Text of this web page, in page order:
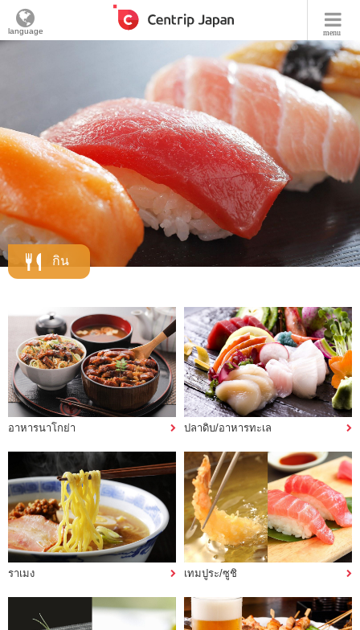
menu
language
กิน
อาหารนาโกย่า ปลาดิบ/อาหารทะเล
ราเมง เทมปูระ/ซูชิ